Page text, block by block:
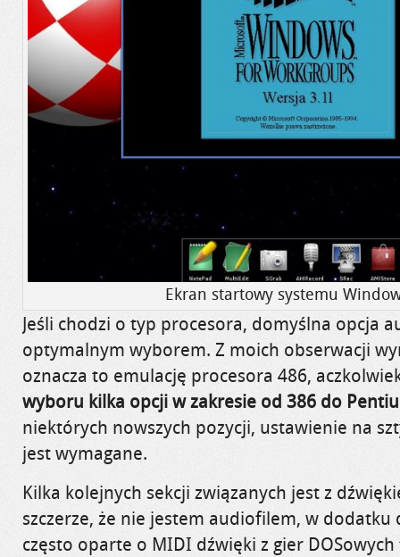
Ekran startowy systemu
Jeśli chodzi o typ procesora, domyślna opcja
optymalnym wyborem. Z moich obserwacji
oznacza to emulację procesora 486,
wyboru kilka opcji w zakresie od 386 do
niektórych nowszych pozycji, ustawienie na
jest wymagane.
Kilka kolejnych sekcji związanych jest z
szczerze, że nie jestem audiofilem, w
często oparte o MIDI dźwięki z gier DOSowych